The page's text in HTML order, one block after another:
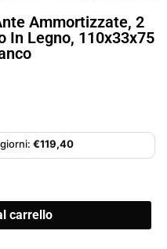
Ammortizzate, 2
In Legno, 110x33x75
€119,40
carrello